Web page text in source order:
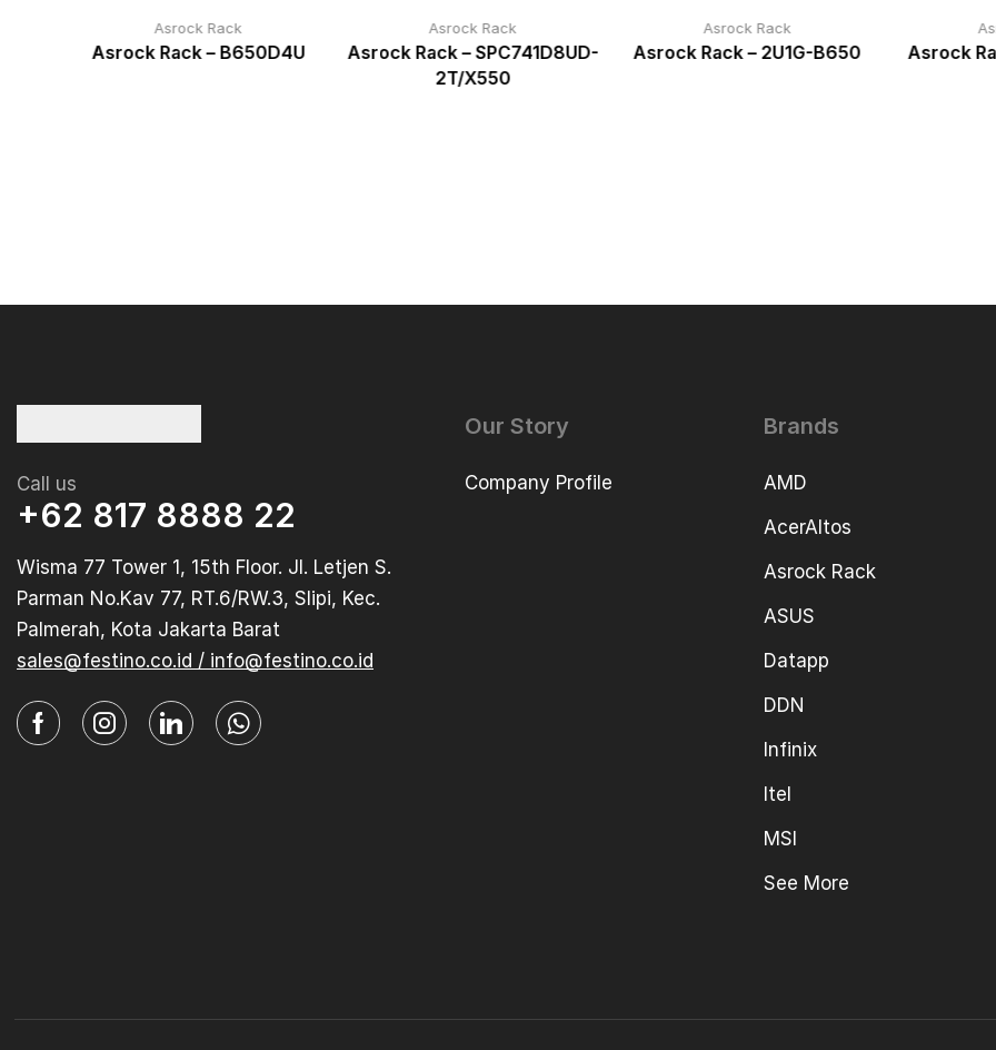
Asrock Rack
Asrock Rack – B650D4U
Asrock Rack
Asrock Rack – SPC741D8UD-
2T/X550
Asrock Rack
Asrock Rack – 2U1G-B650 Asrock
Call us
+62 817 8888 22
Wisma 77 Tower 1, 15th Floor. Jl. Letjen S.
Parman No.Kav 77, RT.6/RW.3, Slipi, Kec.
Palmerah, Kota Jakarta Barat
sales@festino.co.id / info@festino.co.id
Our Story
Company Profile
Brands
AMD
AcerAltos
Asrock Rack
ASUS
Datapp
DDN
Infinix
Itel
MSI
See More